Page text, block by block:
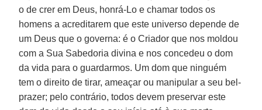
o de crer em Deus, honrá-Lo e chamar todos os
homens a acreditarem que este universo depende de
um Deus que o governa: é o Criador que nos moldou
com a Sua Sabedoria divina e nos concedeu o dom
da vida para o guardarmos. Um dom que ninguém
tem o direito de tirar, ameaçar ou manipular a seu bel-
prazer; pelo contrário, todos devem preservar este